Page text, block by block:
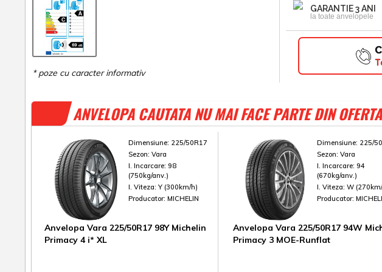
GARANTIE 3 ANI
la toate anvelopele
ANVELOPA CAUTATA NU MAI FACE PARTE DIN
Dimensiune: 225/50R17
Sezon: Vara
I. Incarcare: 98
(750kg/anv.)
I. Viteza: Y (300km/h)
Producator: MICHELIN
Anvelopa Vara 225/50R17 98Y Michelin
Primacy 4 i* XL
Dimensiune: 225/
Sezon: Vara
I. Incarcare: 94
(670kg/anv.)
I. Viteza: W
Producator:
Anvelopa Vara 225/50R17 94W
Primacy 3 MOE-Runflat